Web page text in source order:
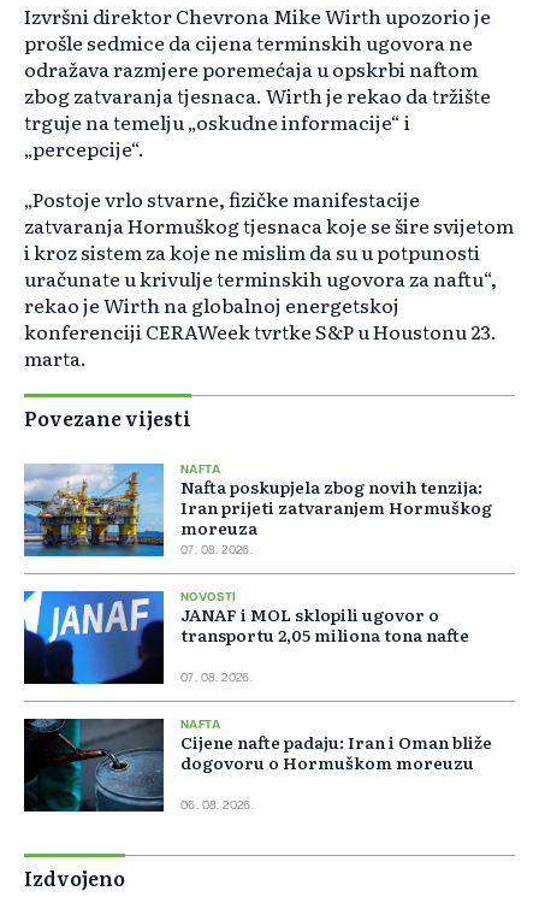
Izvršni direktor Chevrona Mike Wirth upozorio je
prošle sedmice da cijena terminskih ugovora ne
odražava razmjere poremećaja u opskrbi naftom
zbog zatvaranja tjesnaca. Wirth je rekao da tržište
trguje na temelju „oskudne informacije“ i
„percepcije“.
„Postoje vrlo stvarne, fizičke manifestacije
zatvaranja Hormuškog tjesnaca koje se šire svijetom
i kroz sistem za koje ne mislim da su u potpunosti
uračunate u krivulje terminskih ugovora za naftu“,
rekao je Wirth na globalnoj energetskoj
konferenciji CERAWeek tvrtke S&P u Houstonu 23.
marta.
Povezane vijesti
NAFTA
Nafta poskupjela zbog novih tenzija:
Iran prijeti zatvaranjem Hormuškog
moreuza
07. 08. 2026.
NOVOSTI
JANAF i MOL sklopili ugovor o
transportu 2,05 miliona tona nafte
07. 08. 2026.
NAFTA
Cijene nafte padaju: Iran i Oman bliže
dogovoru o Hormuškom moreuzu
06. 08. 2026.
Izdvojeno